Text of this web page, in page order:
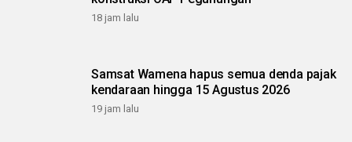
18 jam lalu
Samsat Wamena hapus semua denda pajak
kendaraan hingga 15 Agustus 2026
19 jam lalu